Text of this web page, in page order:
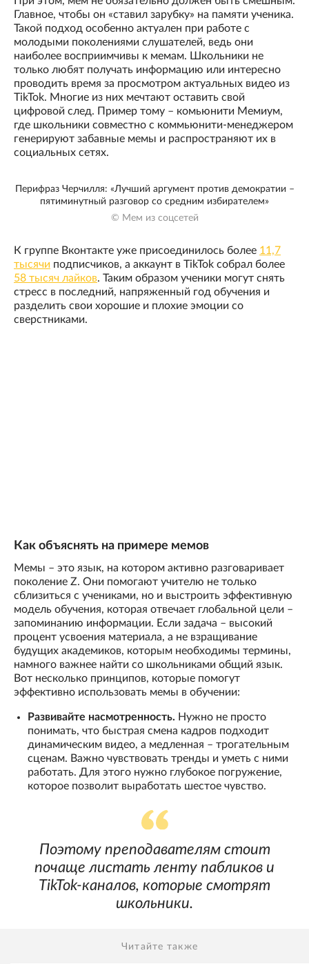
Главное, чтобы он «ставил зарубку» на памяти ученика.
Такой подход особенно актуален при работе с
молодыми поколениями слушателей, ведь они
наиболее восприимчивы к мемам. Школьники не
только любят получать информацию или интересно
проводить время за просмотром актуальных видео из
TikTok. Многие из них мечтают оставить свой
цифровой след. Пример тому – комьюнити Мемиум,
где школьники совместно с коммьюнити-менеджером
генерируют забавные мемы и распространяют их в
социальных сетях.
Перифраз Черчилля: «Лучший аргумент против демократии –
пятиминутный разговор со средним избирателем»
© Мем из соцсетей
К группе Вконтакте уже присоединилось более 11,7
тысячи подписчиков, а аккаунт в TikTok собрал более
58 тысяч лайков. Таким образом ученики могут снять
стресс в последний, напряженный год обучения и
разделить свои хорошие и плохие эмоции со
сверстниками.
Как объяснять на примере мемов
Мемы – это язык, на котором активно разговаривает
поколение Z. Они помогают учителю не только
сблизиться с учениками, но и выстроить эффективную
модель обучения, которая отвечает глобальной цели –
запоминанию информации. Если задача – высокий
процент усвоения материала, а не взращивание
будущих академиков, которым необходимы термины,
намного важнее найти со школьниками общий язык.
Вот несколько принципов, которые помогут
эффективно использовать мемы в обучении:
Развивайте насмотренность. Нужно не просто
понимать, что быстрая смена кадров подходит
динамическим видео, а медленная – трогательным
сценам. Важно чувствовать тренды и уметь с ними
работать. Для этого нужно глубокое погружение,
которое позволит выработать шестое чувство.
Поэтому преподавателям стоит
почаще листать ленту пабликов и
TikTok-каналов, которые смотрят
школьники.
Читайте также